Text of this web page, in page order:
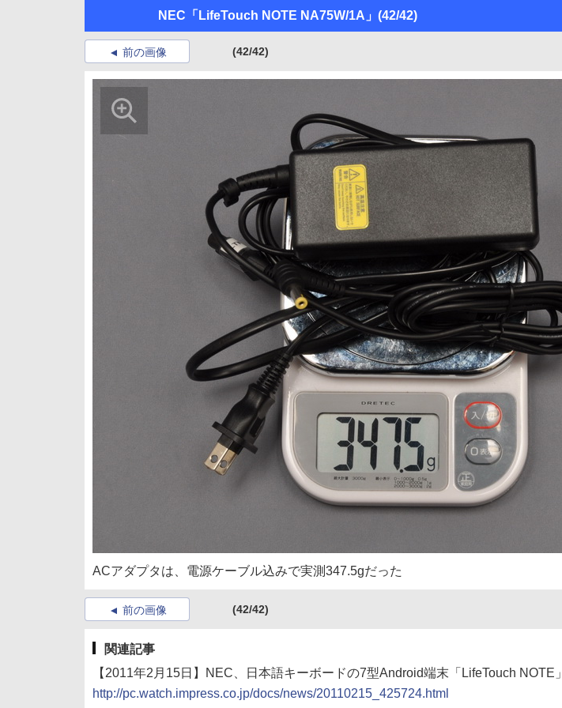
NEC「LifeTouch NOTE NA75W/1A」 (42/42)
前の画像 (42/42)
ACアダプタは、電源ケーブル込みで実測347.5gだった
前の画像 (42/42)
関連記事
【2011年2月15日】NEC、日本語キーボードの7型Android端末「LifeTouch NOTE」
http://pc.watch.impress.co.jp/docs/news/20110215_425724.html